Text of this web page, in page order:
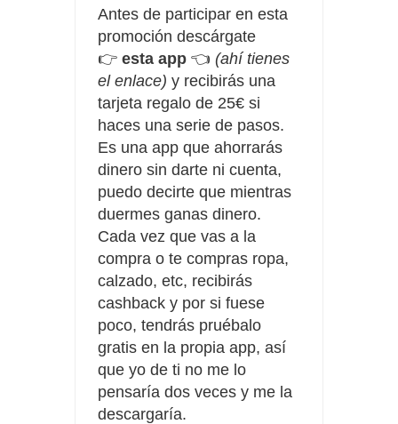
Antes de participar en esta
promoción descárgate
👉 esta app 👈 (ahí tienes
el enlace) y recibirás una
tarjeta regalo de 25€ si
haces una serie de pasos.
Es una app que ahorrarás
dinero sin darte ni cuenta,
puedo decirte que mientras
duermes ganas dinero.
Cada vez que vas a la
compra o te compras ropa,
calzado, etc, recibirás
cashback y por si fuese
poco, tendrás pruébalo
gratis en la propia app, así
que yo de ti no me lo
pensaría dos veces y me la
descargaría.